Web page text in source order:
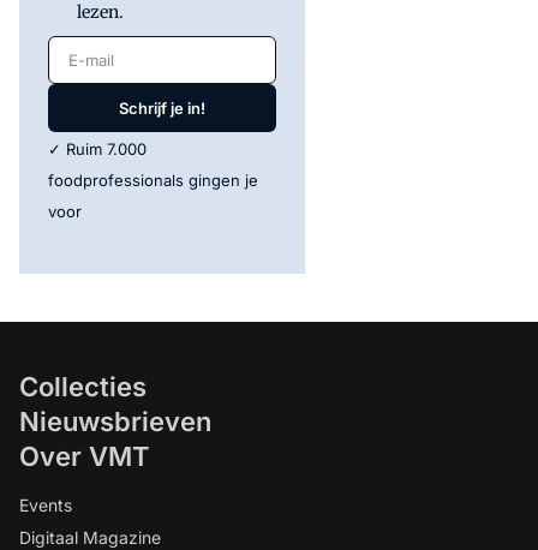
lezen.
E-mail
Schrijf je in!
✓ Ruim 7.000
foodprofessionals gingen je
voor
Collecties
Nieuwsbrieven
Over VMT
Events
Digitaal Magazine